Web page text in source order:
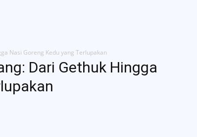
Nasi Goreng Kedu yang Terlupakan
Dari Gethuk Hingga